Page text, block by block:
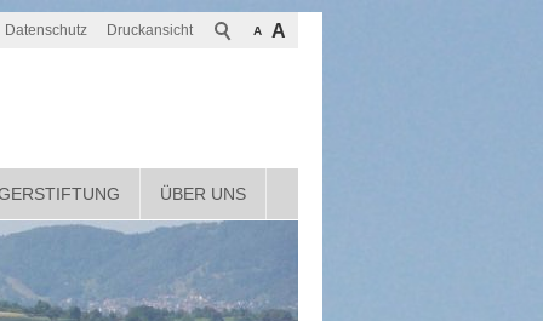
A A
Datenschutz Druckansicht
ÜBER UNS